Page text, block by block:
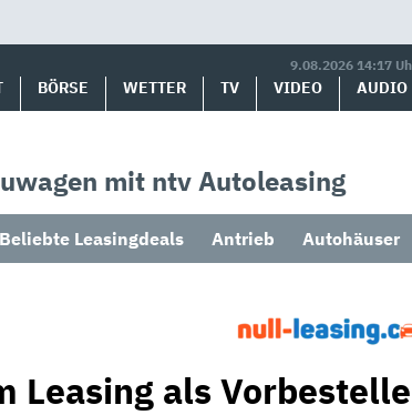
9.08.2026 14:17
BÖRSE WETTER TV VIDEO AUDIO
mit ntv Autoleasing
Beliebte Leasingdeals Antrieb Autohäuser
Leasing als